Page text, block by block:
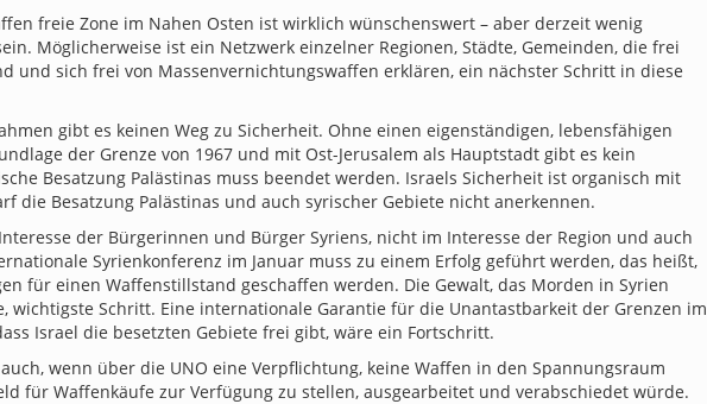
freie Zone im Nahen Osten ist wirklich wünschenswert – aber derzeit wenig
Möglicherweise ist ein Netzwerk einzelner Regionen, Städte, Gemeinden, die frei
und sich frei von Massenvernichtungswaffen erklären, ein nächster Schritt in diese
gibt es keinen Weg zu Sicherheit. Ohne einen eigenständigen, lebensfähigen
der Grenze von 1967 und mit Ost-Jerusalem als Hauptstadt gibt es kein
Besatzung Palästinas muss beendet werden. Israels Sicherheit ist organisch mit
die Besatzung Palästinas und auch syrischer Gebiete nicht anerkennen.
der Bürgerinnen und Bürger Syriens, nicht im Interesse der Region und auch
Syrienkonferenz im Januar muss zu einem Erfolg geführt werden, das heißt,
für einen Waffenstillstand geschaffen werden. Die Gewalt, das Morden in Syrien
wichtigste Schritt. Eine internationale Garantie für die Unantastbarkeit der Grenzen im
Israel die besetzten Gebiete frei gibt, wäre ein Fortschritt.
wenn über die UNO eine Verpflichtung, keine Waffen in den Spannungsraum
für Waffenkäufe zur Verfügung zu stellen, ausgearbeitet und verabschiedet würde.